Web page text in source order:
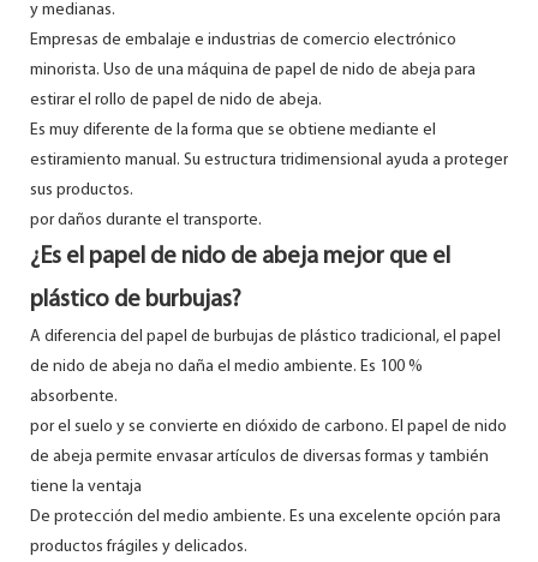
y medianas.
Empresas de embalaje e industrias de comercio electrónico
minorista. Uso de una máquina de papel de nido de abeja para
estirar el rollo de papel de nido de abeja.
Es muy diferente de la forma que se obtiene mediante el
estiramiento manual. Su estructura tridimensional ayuda a proteger
sus productos.
por daños durante el transporte.
¿Es el papel de nido de abeja mejor que el
plástico de burbujas?
A diferencia del papel de burbujas de plástico tradicional, el papel
de nido de abeja no daña el medio ambiente. Es 100 %
absorbente.
por el suelo y se convierte en dióxido de carbono. El papel de nido
de abeja permite envasar artículos de diversas formas y también
tiene la ventaja
De protección del medio ambiente. Es una excelente opción para
productos frágiles y delicados.